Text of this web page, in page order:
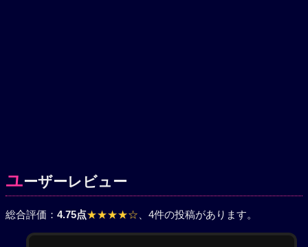
ユーザーレビュー
総合評価： 4.75点★★★★☆ 、4件の投稿があります。